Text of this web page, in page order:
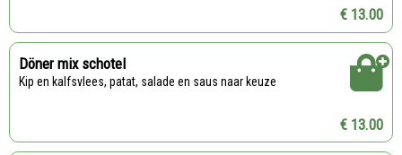
€ 13.00
Döner mix schotel
Kip en kalfsvlees, patat, salade en saus naar keuze
€ 13.00